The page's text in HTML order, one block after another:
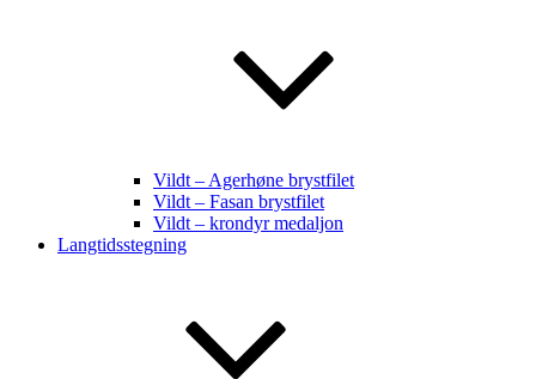
Vildt – Agerhøne brystfilet
Vildt – Fasan brystfilet
Vildt – krondyr medaljon
Langtidsstegning